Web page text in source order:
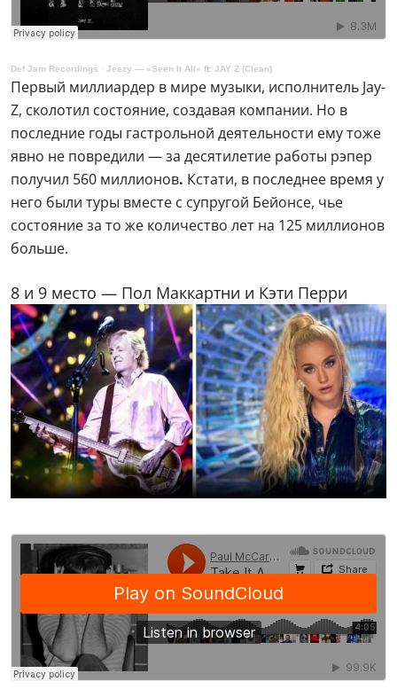
Def Jam Recordings · Jeezy — «Seen It All» ft. JAY Z (Clean)
Первый миллиардер в мире музыки, исполнитель Jay-
Z, сколотил состояние, создавая компании. Но в
последние годы гастрольной деятельности ему тоже
явно не повредили — за десятилетие работы рэпер
получил 560 миллионов. Кстати, в последнее время у
него были туры вместе с супругой Бейонсе, чье
состояние за то же количество лет на 125 миллионов
больше.
8 и 9 место — Пол Маккартни и Кэти Перри